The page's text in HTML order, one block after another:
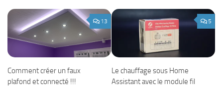
13
Comment créer un faux
plafond et connecté !!!
5
Le chauffage sous Home
Assistant avec le module fil